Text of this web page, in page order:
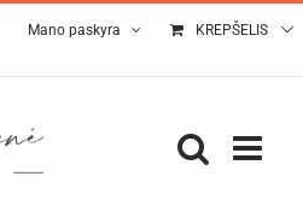
Mano paskyra KREPŠELIS